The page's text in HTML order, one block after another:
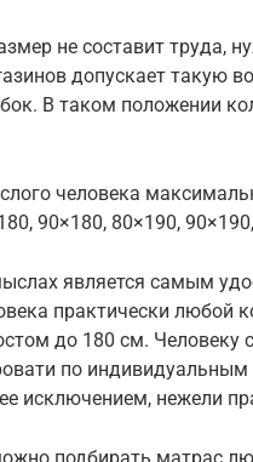
не составит труда,
допускает такую
В таком положении
человека
90×180, 80×190,
является самым
практически любой
до 180 см. Человеку
по
исключением, нежели